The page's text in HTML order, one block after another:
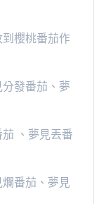
櫻桃番茄作
發番茄、夢
、夢見丟番
番茄、夢見